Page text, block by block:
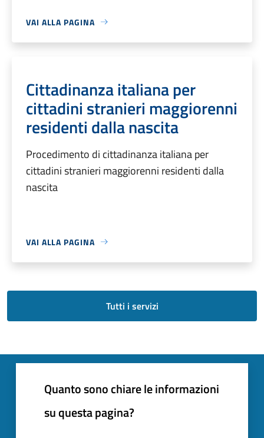
VAI ALLA PAGINA
Cittadinanza italiana per
cittadini stranieri maggiorenni
residenti dalla nascita
Procedimento di cittadinanza italiana per
cittadini stranieri maggiorenni residenti dalla
nascita
VAI ALLA PAGINA
Tutti i servizi
Quanto sono chiare le informazioni
su questa pagina?